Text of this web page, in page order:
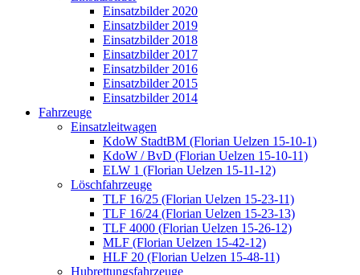
Einsatzbilder 2020
Einsatzbilder 2019
Einsatzbilder 2018
Einsatzbilder 2017
Einsatzbilder 2016
Einsatzbilder 2015
Einsatzbilder 2014
Fahrzeuge
Einsatzleitwagen
KdoW StadtBM (Florian Uelzen 15-10-1)
KdoW / BvD (Florian Uelzen 15-10-11)
ELW 1 (Florian Uelzen 15-11-12)
Löschfahrzeuge
TLF 16/25 (Florian Uelzen 15-23-11)
TLF 16/24 (Florian Uelzen 15-23-13)
TLF 4000 (Florian Uelzen 15-26-12)
MLF (Florian Uelzen 15-42-12)
HLF 20 (Florian Uelzen 15-48-11)
Hubrettungsfahrzeuge